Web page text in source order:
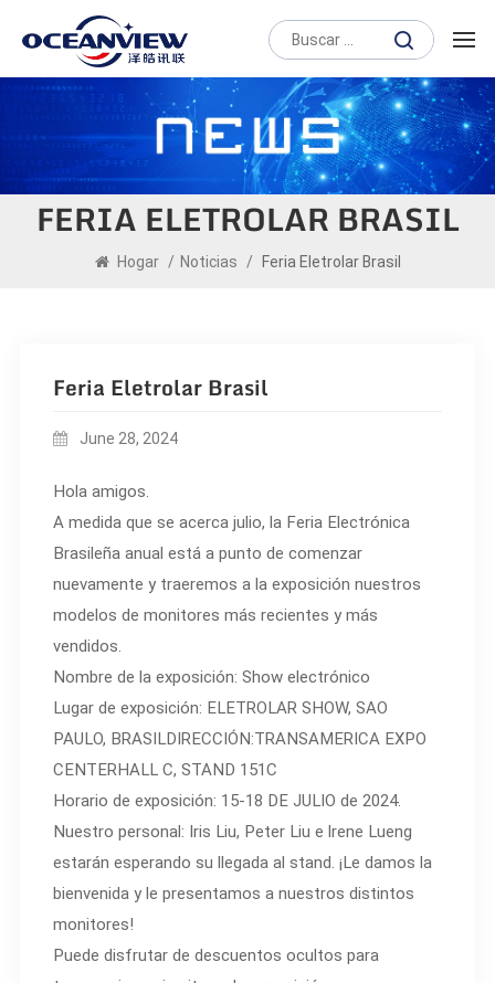
FERIA ELETROLAR BRASIL
Hogar / Noticias / Feria Eletrolar Brasil
Feria Eletrolar Brasil
June 28, 2024
Hola amigos.
A medida que se acerca julio, la Feria Electrónica
Brasileña anual está a punto de comenzar
nuevamente y traeremos a la exposición nuestros
modelos de monitores más recientes y más
vendidos.
Nombre de la exposición: Show electrónico
Lugar de exposición: ELETROLAR SHOW, SAO
PAULO, BRASILDIRECCIÓN:TRANSAMERICA EXPO
CENTERHALL C, STAND 151C
Horario de exposición: 15-18 DE JULIO de 2024.
Nuestro personal: Iris Liu, Peter Liu e lrene Lueng
estarán esperando su llegada al stand. ¡Le damos la
bienvenida y le presentamos a nuestros distintos
monitores!
Puede disfrutar de descuentos ocultos para